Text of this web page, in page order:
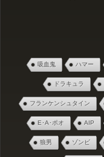
吸血鬼 ハマー
ドラキュラ
フランケンシュタイン
E･A･ポオ AIP
狼男 ゾンビ